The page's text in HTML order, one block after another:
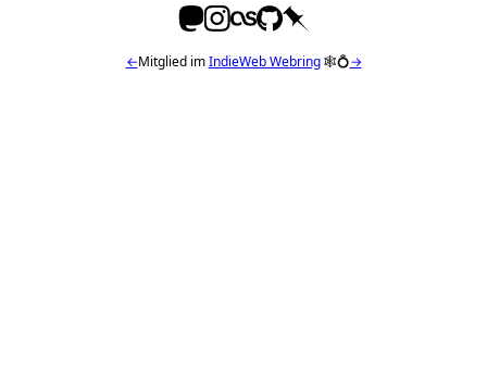
←Mitglied imIndieWeb Webring🕸💍→